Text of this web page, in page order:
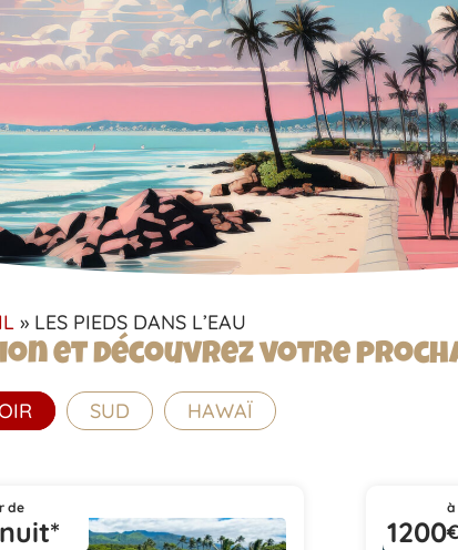
» LES PIEDS DANS L’EAU
et découvrez votre
SUD HAWAÏ
de à
1200